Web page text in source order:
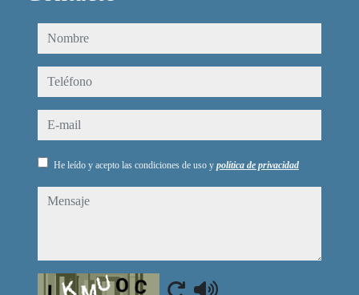
nombre
teléfono
e-mail
He leído y acepto las condiciones de uso y política de privacidad
mensaje
Captcha